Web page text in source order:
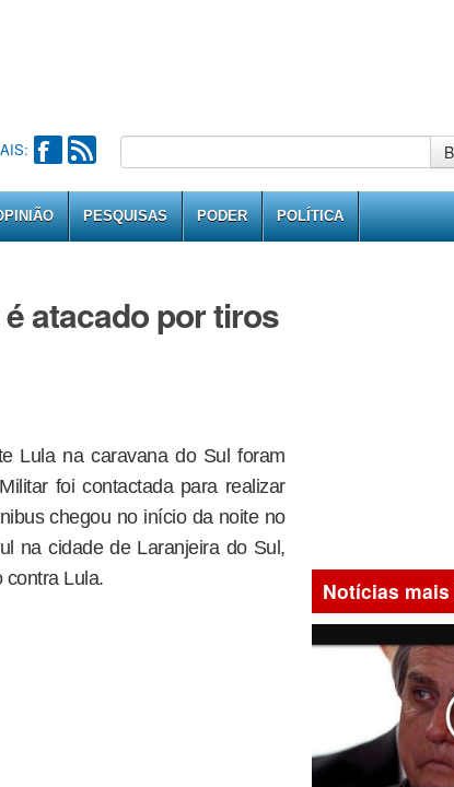
PESQUISAS PODER POLÍTICA
atacado por tiros
Lula na caravana do Sul foram
foi contactada para realizar
chegou no início da noite no
na cidade de Laranjeira do Sul,
contra Lula.
Notícias